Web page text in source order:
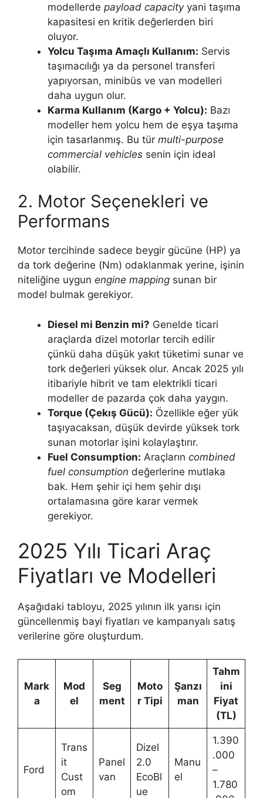
modellerde payload capacityyani taşıma
kapasitesi en kritik değerlerden biri
oluyor.
Yolcu Taşıma Amaçlı Kullanım: Servis
taşımacılığı ya da personel transferi
yapıyorsan, minibüs ve van modelleri
daha uygun olur.
Karma Kullanım (Kargo + Yolcu): Bazı
modeller hem yolcu hem de eşya taşıma
için tasarlanmış. Bu tür multi-purpose
commercial vehicles senin için ideal
olabilir.
2. Motor Seçenekleri ve
Performans
Motor tercihinde sadece beygir gücüne (HP) ya
da tork değerine (Nm) odaklanmak yerine, işinin
niteliğine uygun engine mapping sunan bir
model bulmak gerekiyor.
Diesel mi Benzin mi? Genelde ticari
araçlarda dizel motorlar tercih edilir
çünkü daha düşük yakıt tüketimi sunar ve
tork değerleri yüksek olur. Ancak 2025 yılı
itibariyle hibrit ve tam elektrikli ticari
modeller de pazarda çok daha yaygın.
Torque (Çekış Gücü): Özellikle eğer yük
taşıyacaksan, düşük devirde yüksek tork
sunan motorlar işini kolaylaştırır.
Fuel Consumption: Araçların combined
fuel consumption değerlerine mutlaka
bak. Hem şehir içi hem şehir dışı
ortalamasına göre karar vermek
gerekiyor.
2025 Yılı Ticari Araç
Fiyatları ve Modelleri
Aşağıdaki tabloyu, 2025 yılının ilk yarısı için
güncellenmiş bayi fiyatları ve kampanyalı satış
verilerine göre oluşturdum.
Mark
a
Mod
el
Seg
ment
Moto
r Tipi
Şanzı
man
Tahm
ini
Fiyat
(TL)
Ford
Trans
it
Cust
om
Panel
van
Dizel
2.0
EcoBl
ue
Manu
el
1.390
.000
–
1.780